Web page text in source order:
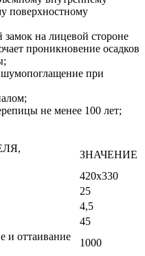
поверхностному
на лицевой стороне
проникновение осадков
шумопоглащение при
не менее 100 лет;
ЗНАЧЕНИЕ
420х330
25
4,5
45
и оттаивание
1000